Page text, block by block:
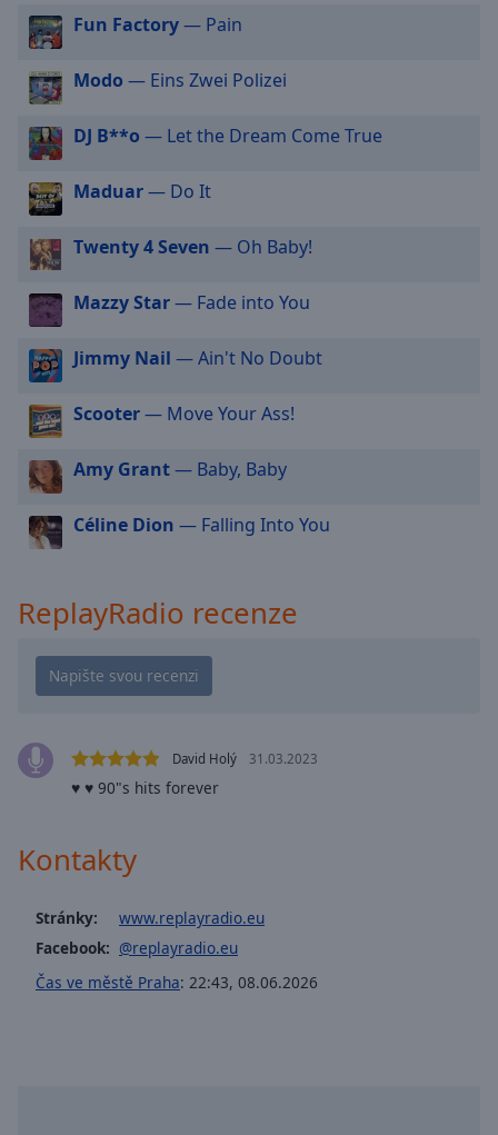
opens
subtitles
settings
dialog
subtitles
off
selected
Audio
Track
in-
Picture
This
modal
window.
Beginning
Escape
cancel
window.
Background
Fun Factory— Pain
Modo — Eins Zwei Polizei
DJ B**o — Let the Dream Come True
Maduar— Do It
Twenty 4 Seven — Oh Baby!
Mazzy Star— Fade into You
Jimmy Nail — Ain't No Doubt
Scooter— Move Your Ass!
Amy Grant— Baby, Baby
Céline Dion — Falling Into You
ReplayRadio recenze
David Holý 31.03.2023
♥ ♥ 90"s hits forever
Kontakty
Stránky:
www.replayradio.eu
Facebook: @replayradio.eu
Čas ve městě Praha: 22:43, 08.06.2026